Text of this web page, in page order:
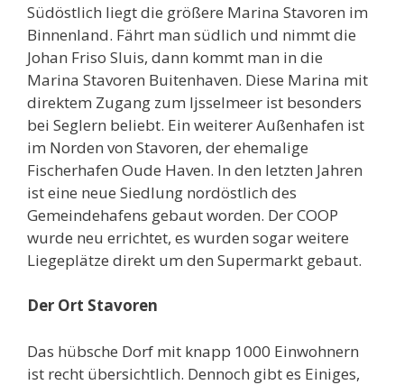
Südöstlich liegt die größere Marina Stavoren im
Binnenland. Fährt man südlich und nimmt die
Johan Friso Sluis, dann kommt man in die
Marina Stavoren Buitenhaven. Diese Marina mit
direktem Zugang zum Ijsselmeer ist besonders
bei Seglern beliebt. Ein weiterer Außenhafen ist
im Norden von Stavoren, der ehemalige
Fischerhafen Oude Haven. In den letzten Jahren
ist eine neue Siedlung nordöstlich des
Gemeindehafens gebaut worden. Der COOP
wurde neu errichtet, es wurden sogar weitere
Liegeplätze direkt um den Supermarkt gebaut.
Der Ort Stavoren
Das hübsche Dorf mit knapp 1000 Einwohnern
ist recht übersichtlich. Dennoch gibt es Einiges,